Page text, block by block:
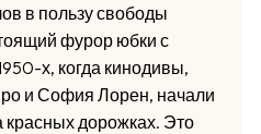
в пользу свободы
фурор юбки с
х, когда кинодивы,
и София Лорен, начали
красных дорожках. Это